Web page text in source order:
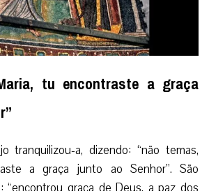
tu encontraste a graça
tranquilizou-a, dizendo: “não temas,
a graça junto ao Senhor”. São
“encontrou graça de Deus, a paz dos